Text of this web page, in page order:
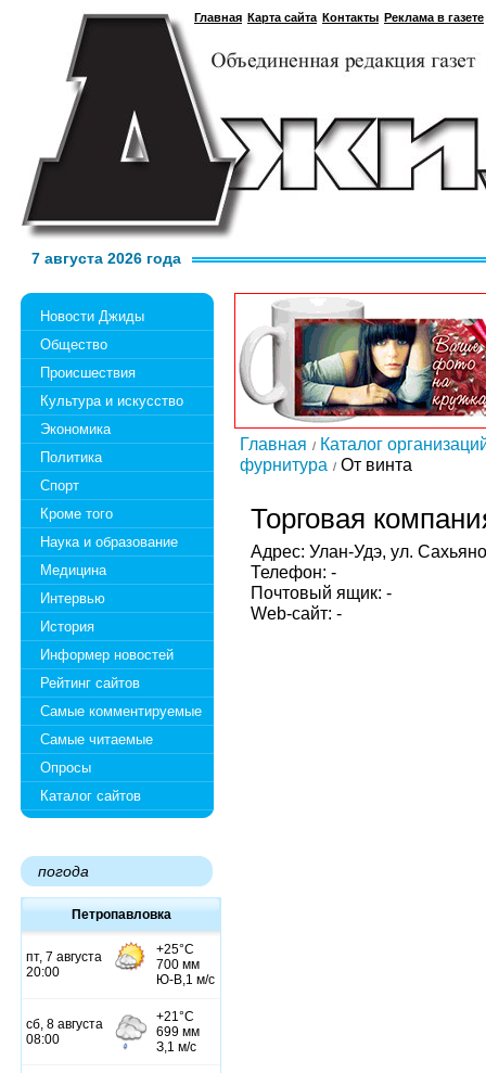
Главная Карта сайта Контакты Реклама в газете
7 августа 2026 года
Новости Джиды
Общество
Происшествия
Культура и искусство
Экономика
Политика
Спорт
Кроме того
Наука и образование
Медицина
Интервью
История
Информер новостей
Рейтинг сайтов
Самые комментируемые
Самые читаемые
Опросы
Каталог сайтов
погода
Петропавловка
Главная
Каталог
фурнитура
От винта
Торговая
Адрес: Улан-Удэ, ул.
Телефон: -
Почтовый ящик: -
Web-сайт: -